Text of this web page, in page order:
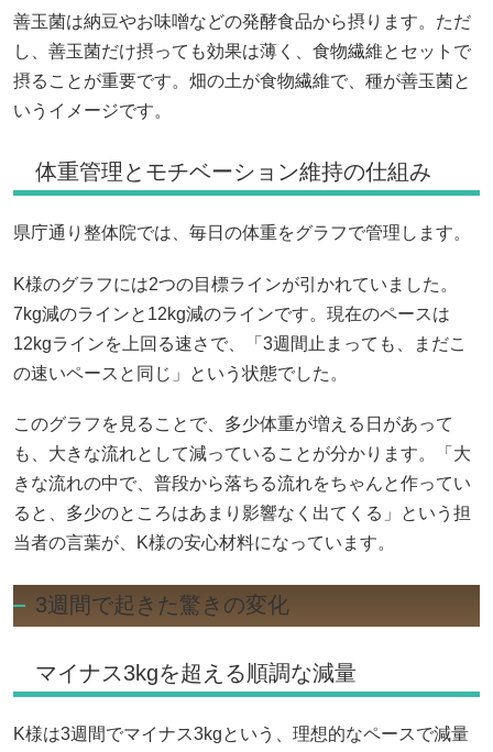
善玉菌は納豆やお味噌などの発酵食品から摂ります。ただ
し、善玉菌だけ摂っても効果は薄く、食物繊維とセットで
摂ることが重要です。畑の土が食物繊維で、種が善玉菌と
いうイメージです。
体重管理とモチベーション維持の仕組み
県庁通り整体院では、毎日の体重をグラフで管理します。
K様のグラフには2つの目標ラインが引かれていました。
7kg減のラインと12kg減のラインです。現在のペースは
12kgラインを上回る速さで、「3週間止まっても、まだこ
の速いペースと同じ」という状態でした。
このグラフを見ることで、多少体重が増える日があって
も、大きな流れとして減っていることが分かります。「大
きな流れの中で、普段から落ちる流れをちゃんと作ってい
ると、多少のところはあまり影響なく出てくる」という担
当者の言葉が、K様の安心材料になっています。
3週間で起きた驚きの変化
マイナス3kgを超える順調な減量
K様は3週間でマイナス3kgという、理想的なペースで減量